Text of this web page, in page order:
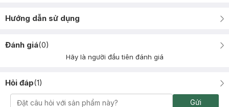
Hướng dẫn sử dụng
Đánh giá(0)
Hãy là người đầu tiên đánh giá
Hỏi đáp(1)
Gửi